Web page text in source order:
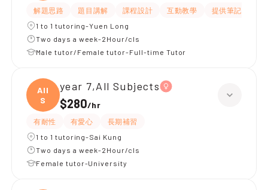
解題思路 題目講解 課程設計 互動教學 提供筆記
1 to 1 tutoring-Yuen Long
Two days a week-2Hour/cls
Male tutor/Female tutor-Full-time Tutor
All
S
year 7,All Subjects
$280/hr
有耐性 有愛心
長期補習
1 to 1 tutoring-Sai Kung
Two days a week-2Hour/cls
Female tutor-University